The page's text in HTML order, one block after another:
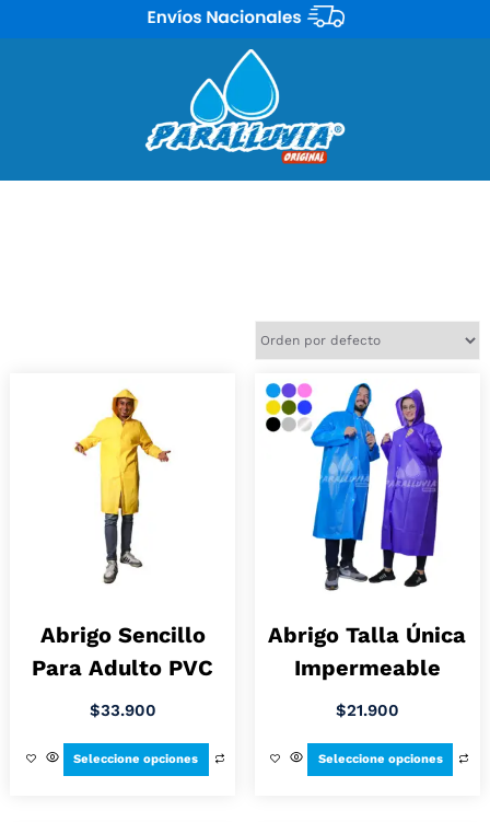
Abrigo Sencillo
Para Adulto PVC
$33.900
Seleccione opciones
Abrigo Talla Única
Impermeable
$21.900
Seleccione opciones